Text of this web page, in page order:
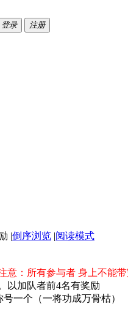
登录 注册
|倒序浏览 |阅读模式
意：所有参与者 身上不能带
以加队者前4名有奖励
一个（一将功成万骨枯）